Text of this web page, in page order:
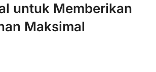
untuk Memberikan
Maksimal